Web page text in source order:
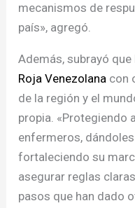
mecanismos de
país», agregó.
Además, subrayó
Roja Venezolana con
de la región y el
propia. «Protegiendo
enfermeros,
fortaleciendo su
asegurar reglas
pasos que han dado